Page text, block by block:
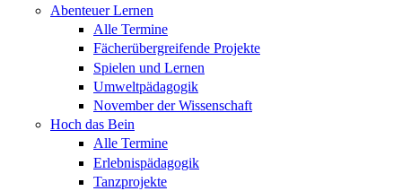
Abenteuer Lernen
Alle Termine
Fächerübergreifende Projekte
Spielen und Lernen
Umweltpädagogik
November der Wissenschaft
Hoch das Bein
Alle Termine
Erlebnispädagogik
Tanzprojekte